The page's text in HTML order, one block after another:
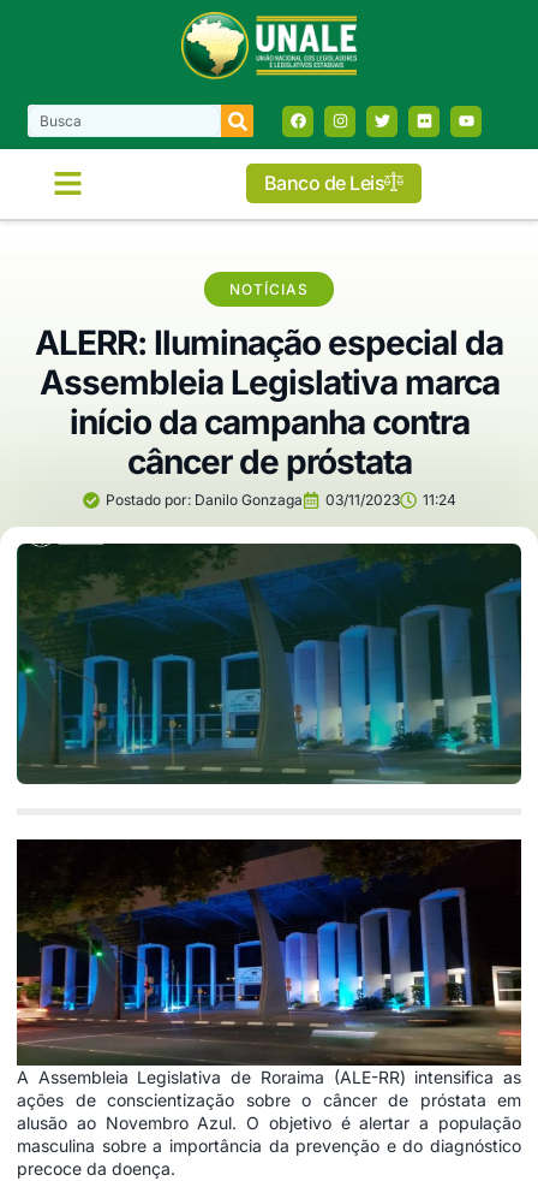
Banco de Leis
NOTÍCIAS
ALERR: Iluminação especial da
Assembleia Legislativa marca
início da campanha contra
câncer de próstata
Postado por:Danilo Gonzaga 03/11/2023 11:24
A Assembleia Legislativa de Roraima (ALE-RR) intensifica as
ações de conscientização sobre o câncer de próstata em
alusão ao Novembro Azul. O objetivo é alertar a população
masculina sobre a importância da prevenção e do diagnóstico
precoce da doença.